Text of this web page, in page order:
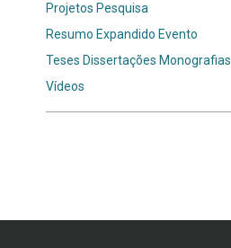
Projetos Pesquisa
Resumo Expandido Evento
Teses Dissertações Monografias
Vídeos